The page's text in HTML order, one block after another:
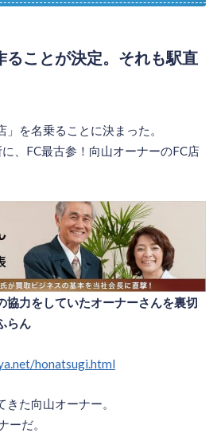
ることが決定。それも駅直
を名乗ることに決まった。
、FC最古参！向山オーナーのFC店
協力をしていたオーナーさんを裏切
らん
honatsugi.html
た向山オーナー。
ーだ。